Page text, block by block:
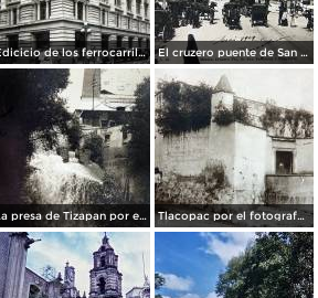
Edicicio de los ferrocarriles. El cruzero puente de San Francisco y Guardiola por el fotografo Felix Miret.
La presa de Tizapan por el fotografo Fernando Kososky. ( Circulada el 22 de Diembre de 1910 ). Tlacopac por el fotografo Hugo Brehme.